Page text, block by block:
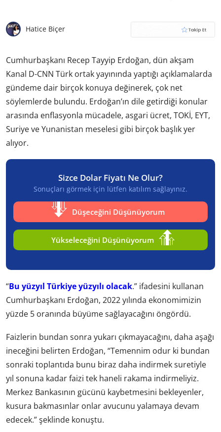
Hatice Biçer
Cumhurbaşkanı Recep Tayyip Erdoğan, dün akşam
Kanal D-CNN Türk ortak yayınında yaptığı açıklamalarda
gündeme dair birçok konuya değinerek, çok net
söylemlerde bulundu. Erdoğan’ın dile getirdiği konular
arasında enflasyonla mücadele, asgari ücret, TOKİ, EYT,
Suriye ve Yunanistan meselesi gibi birçok başlık yer
alıyor.
Sizce Dolar Fiyatı Ne Olur?
Sonuçları görmek için lütfen katılım sağlayınız.
Düşeceğini Düşünüyorum
Yükseleceğini Düşünüyorum
“Bu yüzyıl Türkiye yüzyılı olacak.” ifadesini kullanan
Cumhurbaşkanı Erdoğan, 2022 yılında ekonomimizin
yüzde 5 oranında büyüme sağlayacağını öngördü.
Faizlerin bundan sonra yukarı çıkmayacağını, daha aşağı
ineceğini belirten Erdoğan, “Temennim odur ki bundan
sonraki toplantıda bunu biraz daha indirmek suretiyle
yıl sonuna kadar faizi tek haneli rakama indirmeliyiz.
Merkez Bankasının gücünü kaybetmesini bekleyenler,
kusura bakmasınlar onlar avucunu yalamaya devam
edecek.” şeklinde konuştu.